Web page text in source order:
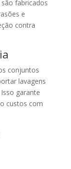
fabricados
e
contra
conjuntos
lavagens
garante
custos com